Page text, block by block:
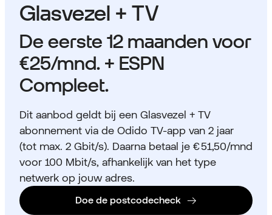
Glasvezel + TV
De eerste 12 maanden voor
€25/mnd. + ESPN
Compleet.
Dit aanbod geldt bij een Glasvezel + TV
abonnement via de Odido TV-app van 2 jaar
(tot max. 2 Gbit/s). Daarna betaal je € 51,50/mnd
voor 100 Mbit/s, afhankelijk van het type
netwerk op jouw adres.
Doe de postcodecheck